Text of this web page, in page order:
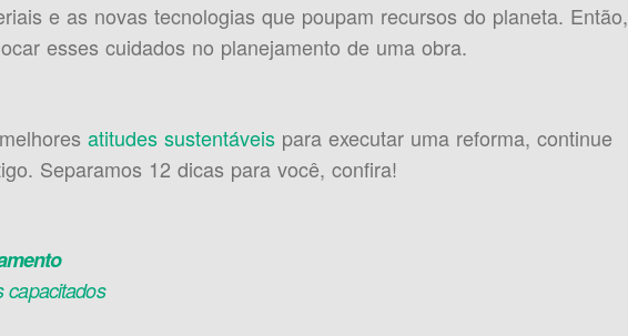
e as novas tecnologias que poupam recursos do planeta. Então,
esses cuidados no planejamento de uma obra.
atitudes sustentáveispara executar uma reforma, continue
Separamos 12 dicas para você, confira!
capacitados